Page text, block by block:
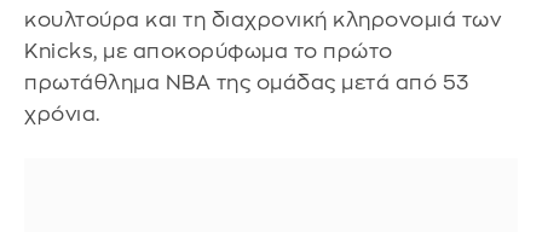
κουλτούρα και τη διαχρονική κληρονομιά των
Knicks, με αποκορύφωμα το πρώτο
πρωτάθλημα NBA της ομάδας μετά από 53
χρόνια.